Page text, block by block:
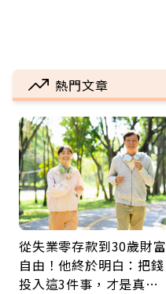
熱門文章
從失業零存款到30歲財富
自由！他終於明白：把錢
投入這3件事，才是真正